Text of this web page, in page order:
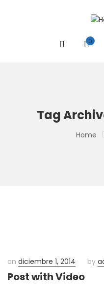
0
Tag
Home
on diciembre 1, 2014 by
Post with Video
Necesarias
Estas
cookies no